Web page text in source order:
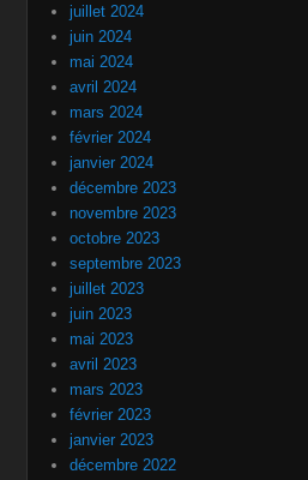
juillet 2024
juin 2024
mai 2024
avril 2024
mars 2024
février 2024
janvier 2024
décembre 2023
novembre 2023
octobre 2023
septembre 2023
juillet 2023
juin 2023
mai 2023
avril 2023
mars 2023
février 2023
janvier 2023
décembre 2022